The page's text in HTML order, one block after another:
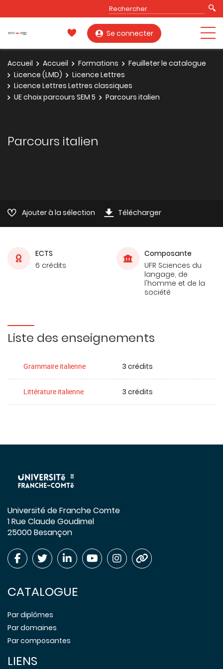
Se connecter
Accueil Accueil Formations
Feuilleter le catalogue
Licence (LMD)
Licence Lettres
Licence Lettres Lettres classiques
UE choix parcours SEM 5
Parcours italien
Parcours italien
Ajouter à la sélection Télécharger
ECTS
6 crédits
Composante
UFR Sciences du
langage, de
l'homme et de la
société
Liste des enseignements
Grammaire italienne 3 crédits
Littérature italienne 3 crédits
Université de Franche Comte
1 Rue Claude Goudimel
25000 Besançon
CATALOGUE
Par diplômes
Par domaines
Par composantes
LIENS